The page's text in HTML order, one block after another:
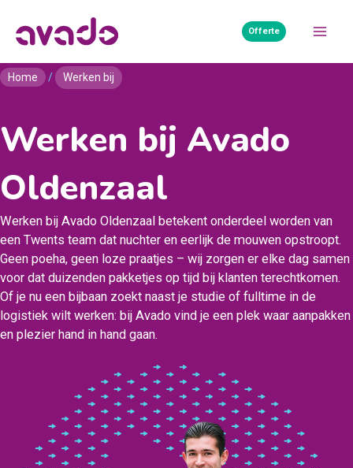
naar
inhoud
Offerte
Home / Werken bij
Werken bij Avado
Oldenzaal
Werken bij Avado Oldenzaal betekent onderdeel worden van
een Twents team dat nuchter en eerlijk de mouwen opstroopt.
Geen poeha, geen loze praatjes – wij zorgen er elke dag samen
voor dat duizenden pakketjes op tijd bij klanten terechtkomen.
Of je nu een bijbaan zoekt naast je studie of fulltime in de
logistiek wilt werken: bij Avado vind je een plek waar aanpakken
en plezier hand in hand gaan.